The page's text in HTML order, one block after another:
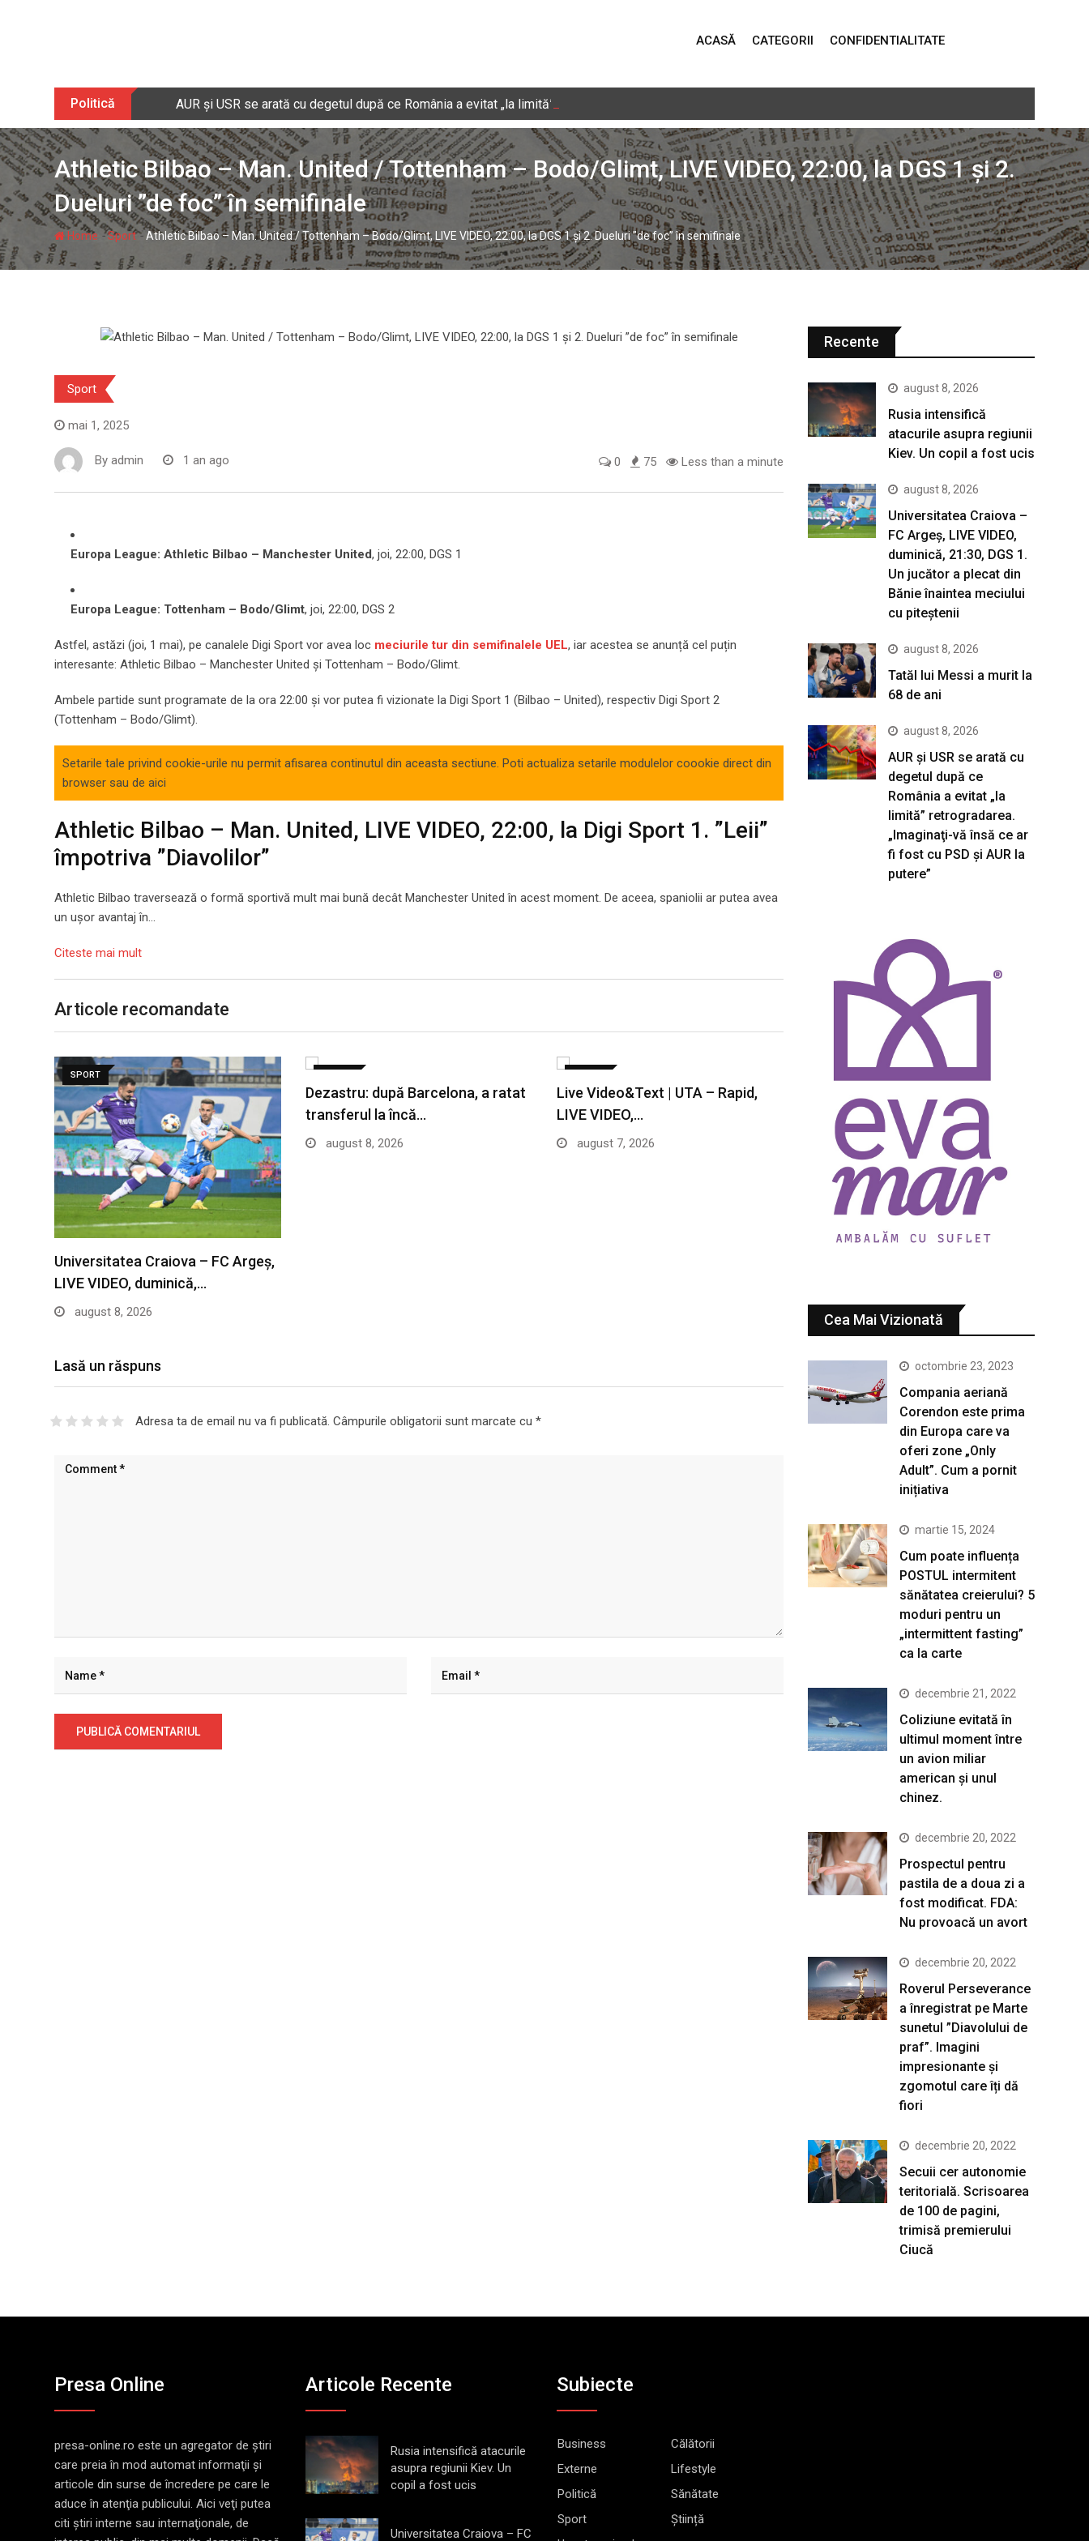
ACASĂ CATEGORII CONFIDENTIALITATE
Politică AUR și USR se arată cu degetul după ce România a evitat „la limită” retrogradarea. „Imaginaţi-vă însă ce ar fi fost cu PSD şi AUR la putere”
Athletic Bilbao – Man. United / Tottenham – Bodo/Glimt, LIVE VIDEO, 22:00, la DGS 1 și 2.
Dueluri ”de foc” în semifinale
Home -Sport-Athletic Bilbao – Man. United / Tottenham – Bodo/Glimt, LIVE VIDEO, 22:00, la DGS 1 și 2. Dueluri ”de foc” în semifinale
Sport
mai 1, 2025
By admin 1 an ago 0 75 Less than a minute
Europa League: Athletic Bilbao – Manchester United, joi, 22:00, DGS 1
Europa League: Tottenham – Bodo/Glimt, joi, 22:00, DGS 2
Astfel, astăzi (joi, 1 mai), pe canalele Digi Sport vor avea loc meciurile tur din semifinalele UEL, iar acestea se anunță cel puțin
interesante: Athletic Bilbao – Manchester United și Tottenham – Bodo/Glimt.
Ambele partide sunt programate de la ora 22:00 și vor putea fi vizionate la Digi Sport 1 (Bilbao – United), respectiv Digi Sport 2
(Tottenham – Bodo/Glimt).
Setarile tale privind cookie-urile nu permit afisarea continutul din aceasta sectiune. Poti actualiza setarile modulelor coookie direct din
browser sau de aici
Athletic Bilbao – Man. United, LIVE VIDEO, 22:00, la Digi Sport 1. ”Leii”
împotriva ”Diavolilor”
Athletic Bilbao traversează o formă sportivă mult mai bună decât Manchester United în acest moment. De aceea, spaniolii ar putea avea
un ușor avantaj în…
Citeste mai mult
Articole recomandate
SPORT
Universitatea Craiova – FC Argeș,
LIVE VIDEO, duminică,…
august 8, 2026
Dezastru: după Barcelona, a ratat
transferul la încă…
august 8, 2026
Live Video&Text | UTA – Rapid,
LIVE VIDEO,…
august 7, 2026
Lasă un răspuns
Adresa ta de email nu va fi publicată. Câmpurile obligatorii sunt marcate cu *
Recente
august 8, 2026
Rusia intensifică
atacurile asupra regiunii
Kiev. Un copil a fost ucis
august 8, 2026
Universitatea Craiova –
FC Argeș, LIVE VIDEO,
duminică, 21:30, DGS 1.
Un jucător a plecat din
Bănie înaintea meciului
cu piteștenii
august 8, 2026
Tatăl lui Messi a murit la
68 de ani
august 8, 2026
AUR și USR se arată cu
degetul după ce
România a evitat „la
limită” retrogradarea.
„Imaginaţi-vă însă ce ar
fi fost cu PSD şi AUR la
putere”
Cea Mai Vizionată
octombrie 23, 2023
Compania aeriană
Corendon este prima
din Europa care va
oferi zone „Only
Adult”. Cum a pornit
inițiativa
martie 15, 2024
Cum poate influența
POSTUL intermitent
sănătatea creierului? 5
moduri pentru un
„intermittent fasting”
ca la carte
decembrie 21, 2022
Coliziune evitată în
ultimul moment între
un avion miliar
american şi unul
chinez.
decembrie 20, 2022
Prospectul pentru
pastila de a doua zi a
fost modificat. FDA:
Nu provoacă un avort
decembrie 20, 2022
Roverul Perseverance
a înregistrat pe Marte
sunetul ”Diavolului de
praf”. Imagini
impresionante și
zgomotul care îți dă
fiori
decembrie 20, 2022
Secuii cer autonomie
teritorială. Scrisoarea
de 100 de pagini,
trimisă premierului
Ciucă
Presa Online
presa-online.ro este un agregator de ştiri
care preia în mod automat informaţii şi
articole din surse de încredere pe care le
aduce în atenţia publicului. Aici veţi putea
citi ştiri interne sau internaţionale, de
Articole Recente
Rusia intensifică atacurile
asupra regiunii Kiev. Un
copil a fost ucis
Universitatea Craiova – FC
Subiecte
Business
Călătorii
Externe
Lifestyle
Politică
Sănătate
Sport
Știință